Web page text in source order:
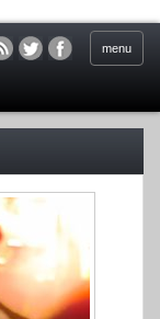
menu